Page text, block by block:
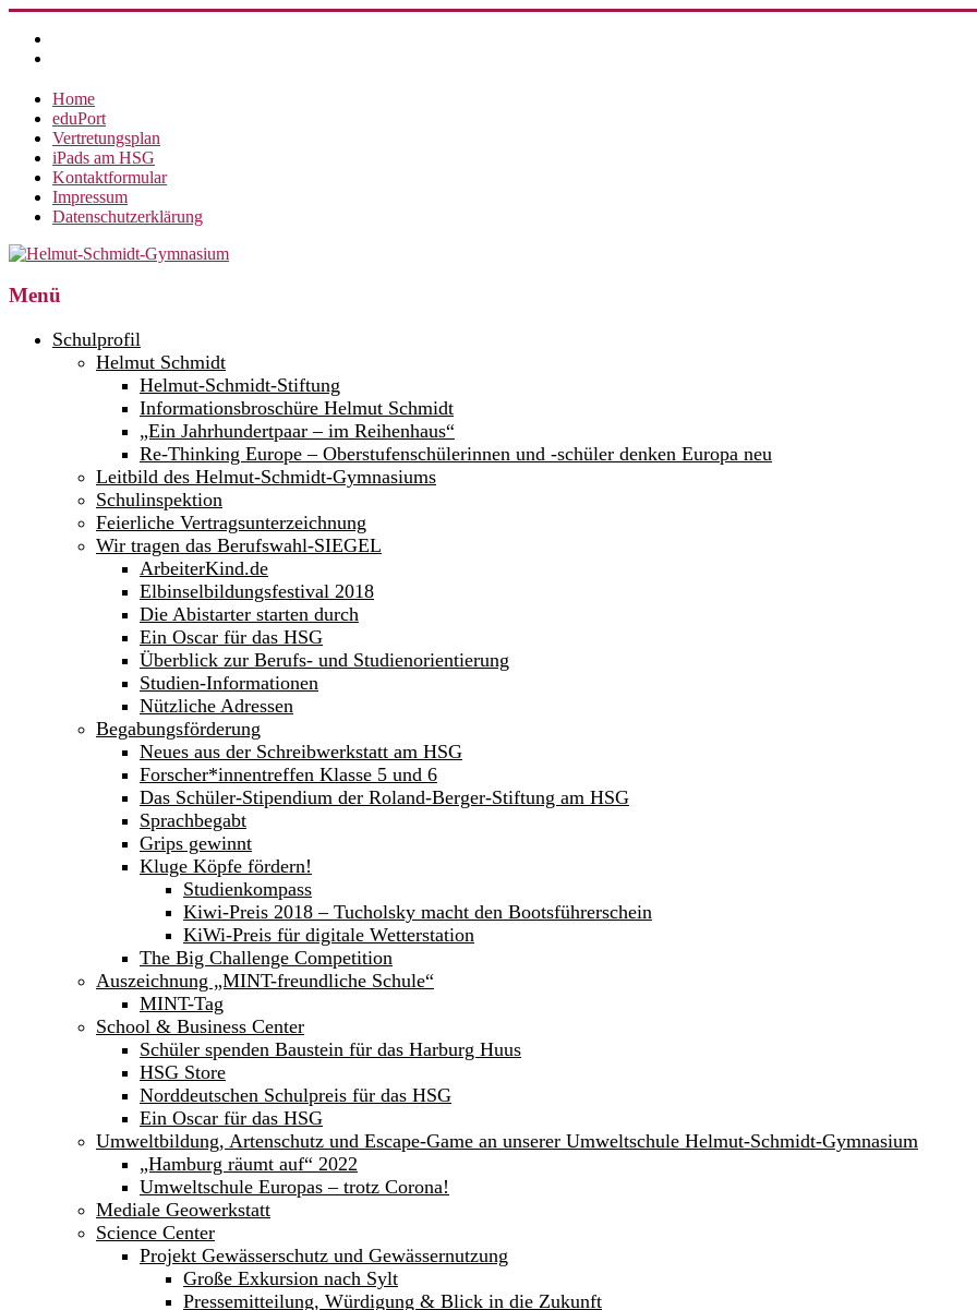
Inhalt
springen
Home
eduPort
Vertretungsplan
iPads am HSG
Kontaktformular
Impressum
Datenschutzerklärung
Helmut-
Gymnasium
Menü
Schulprofil
Helmut Schmidt
Helmut-Schmidt-Stiftung
Informationsbroschüre Helmut Schmidt
„Ein Jahrhundertpaar – im Reihenhaus“
Re-Thinking Europe – Oberstufenschülerinnen und -schüler denken Europa neu
Leitbild des Helmut-Schmidt-Gymnasiums
Schulinspektion
Feierliche Vertragsunterzeichnung
Wir tragen das Berufswahl-SIEGEL
ArbeiterKind.de
Elbinselbildungsfestival 2018
Die Abistarter starten durch
Ein Oscar für das HSG
Überblick zur Berufs- und Studienorientierung
Studien-Informationen
Nützliche Adressen
Begabungsförderung
Neues aus der Schreibwerkstatt am HSG
Forscher*innentreffen Klasse 5 und 6
Das Schüler-Stipendium der Roland-Berger-Stiftung am HSG
Sprachbegabt
Grips gewinnt
Kluge Köpfe fördern!
Studienkompass
Kiwi-Preis 2018 – Tucholsky macht den Bootsführerschein
KiWi-Preis für digitale Wetterstation
The Big Challenge Competition
Auszeichnung „MINT-freundliche Schule“
MINT-Tag
School & Business Center
Schüler spenden Baustein für das Harburg Huus
HSG Store
Norddeutschen Schulpreis für das HSG
Ein Oscar für das HSG
Umweltbildung, Artenschutz und Escape-Game an unserer Umweltschule Helmut-Schmidt-Gymnasium
„Hamburg räumt auf“ 2022
Umweltschule Europas – trotz Corona!
Mediale Geowerkstatt
Science Center
Projekt Gewässerschutz und Gewässernutzung
Große Exkursion nach Sylt
Pressemitteilung, Würdigung & Blick in die Zukunft